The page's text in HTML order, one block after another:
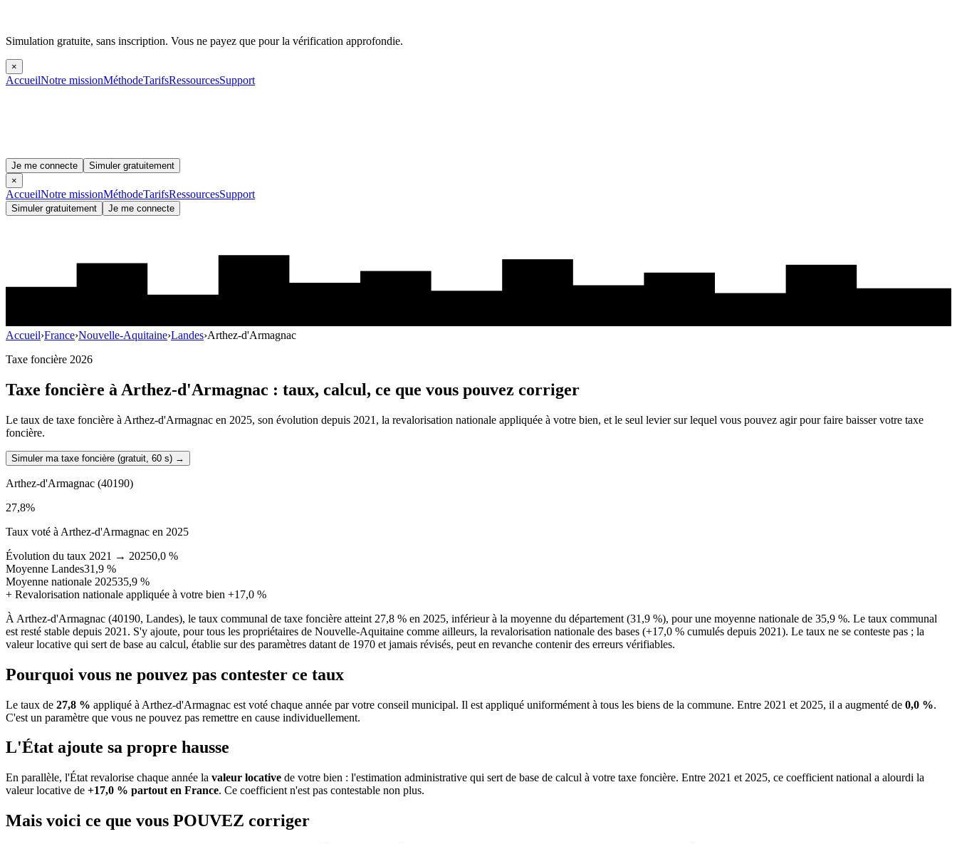
Simulation gratuite, sans inscription. Vous ne payez que pour la vérification approfondie.
×
AccueilNotre missionMéthodeTarifsRessourcesSupport
Je me connecte
Simuler gratuitement
×
AccueilNotre missionMéthodeTarifsRessourcesSupport
Simuler gratuitement Je me connecte
Accueil›France›Nouvelle-Aquitaine›Landes›Arthez-d'Armagnac
Taxe foncière 2026
Taxe foncière à Arthez-d'Armagnac : taux, calcul, ce que vous pouvez corriger
Le taux de taxe foncière à Arthez-d'Armagnac en 2025, son évolution depuis 2021, la revalorisation nationale appliquée à votre bien, et le seul levier sur lequel vous pouvez agir pour faire baisser votre taxe
foncière.
Simuler ma taxe foncière (gratuit, 60 s) →
Arthez-d'Armagnac (40190)
27,8%
Taux voté à Arthez-d'Armagnac en 2025
Évolution du taux 2021 → 20250,0 %
Moyenne Landes31,9 %
Moyenne nationale 202535,9 %
+ Revalorisation nationale appliquée à votre bien +17,0 %
À Arthez-d'Armagnac (40190, Landes), le taux communal de taxe foncière atteint 27,8 % en 2025, inférieur à la moyenne du département (31,9 %), pour une moyenne nationale de 35,9 %. Le taux communal
est resté stable depuis 2021. S'y ajoute, pour tous les propriétaires de Nouvelle-Aquitaine comme ailleurs, la revalorisation nationale des bases (+17,0 % cumulés depuis 2021). Le taux ne se conteste pas ; la
valeur locative qui sert de base au calcul, établie sur des paramètres datant de 1970 et jamais révisés, peut en revanche contenir des erreurs vérifiables.
Pourquoi vous ne pouvez pas contester ce taux
Le taux de 27,8 % appliqué à Arthez-d'Armagnac est voté chaque année par votre conseil municipal. Il est appliqué uniformément à tous les biens de la commune. Entre 2021 et 2025, il a augmenté de 0,0 %.
C'est un paramètre que vous ne pouvez pas remettre en cause individuellement.
L'État ajoute sa propre hausse
En parallèle, l'État revalorise chaque année la valeur locative de votre bien : l'estimation administrative qui sert de base de calcul à votre taxe foncière. Entre 2021 et 2025, ce coefficient national a alourdi la
valeur locative de +17,0 % partout en France. Ce coefficient n'est pas contestable non plus.
Mais voici ce que vous POUVEZ corriger